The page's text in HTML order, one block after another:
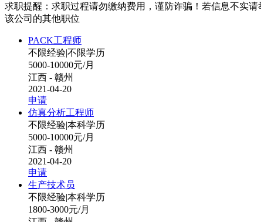
求职提醒：求职过程请勿缴纳费用，谨防诈骗！若信息不实请
该公司的其他职位
PACK工程师
不限经验|不限学历
5000-10000元/月
江西 - 赣州
2021-04-20
申请
仿真分析工程师
不限经验|本科学历
5000-10000元/月
江西 - 赣州
2021-04-20
申请
生产技术员
不限经验|本科学历
1800-3000元/月